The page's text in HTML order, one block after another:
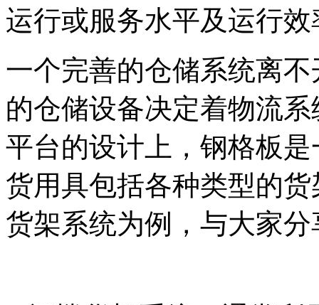
运行或服务水平及运行
一个完善的仓储系统离
的仓储设备决定着物流
平台的设计上，钢格板
货用具包括各种类型的
货架系统为例，与大家